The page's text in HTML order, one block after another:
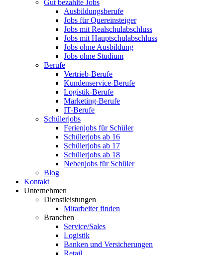
Gut bezahlte Jobs
Ausbildungsberufe
Jobs für Quereinsteiger
Jobs mit Realschulabschluss
Jobs mit Hauptschulabschluss
Jobs ohne Ausbildung
Jobs ohne Studium
Berufe
Vertrieb-Berufe
Kundenservice-Berufe
Logistik-Berufe
Marketing-Berufe
IT-Berufe
Schülerjobs
Ferienjobs für Schüler
Schülerjobs ab 16
Schülerjobs ab 17
Schülerjobs ab 18
Nebenjobs für Schüler
Blog
Kontakt
Unternehmen
Dienstleistungen
Mitarbeiter finden
Branchen
Service/Sales
Logistik
Banken und Versicherungen
Retail